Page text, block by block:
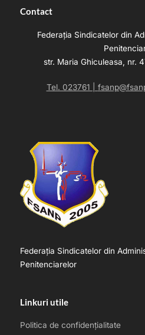
Contact
Federația Sindicatelor din
str. Maria Ghiculeasa, nr.
Tel. 023761 |
Federația Sindicatelor din
Penitenciarelor
Linkuri utile
Politica de confidențialitate